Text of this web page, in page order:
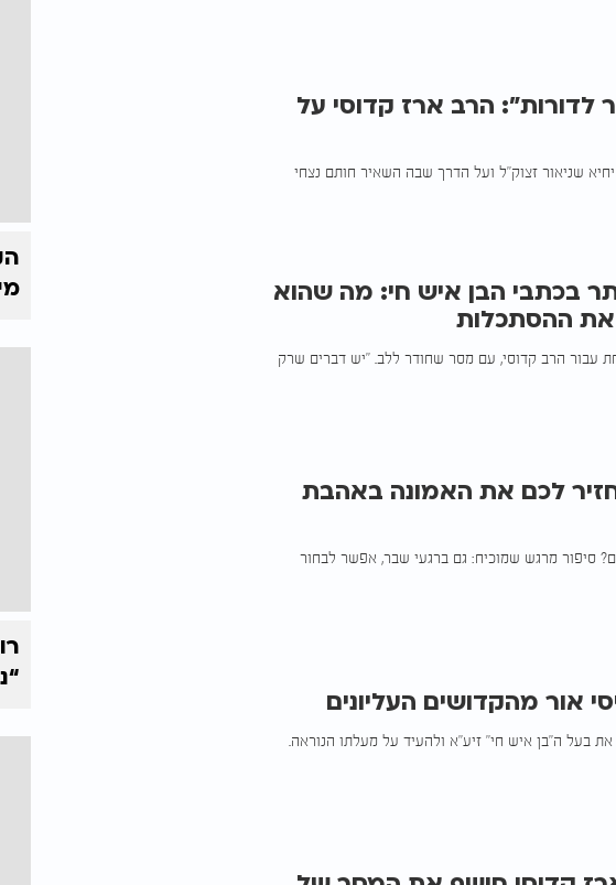
לדורות": הרב ארז קדוסי על
שניאור זצוק"ל ועל הדרך שבה השאיר חותם נצחי
בכתבי הבן איש חי: מה שהוא
ההסתכלות
עבור הרב קדוסי, עם מסר שחודר ללב. "יש דברים שרק
לכם את האמונה באהבת
סיפור מרגש שמוכיח: גם ברגעי שבר, אפשר לבחור
אור מהקדושים העליונים
בעל ה"בן איש חי" זיע"א ולהעיד על מעלתו הנוראה.